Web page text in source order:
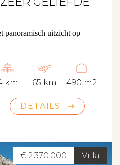
panoramisch uitzicht op
km 65 km 490 m2
DETAILS
Villa
€ 2.370.000